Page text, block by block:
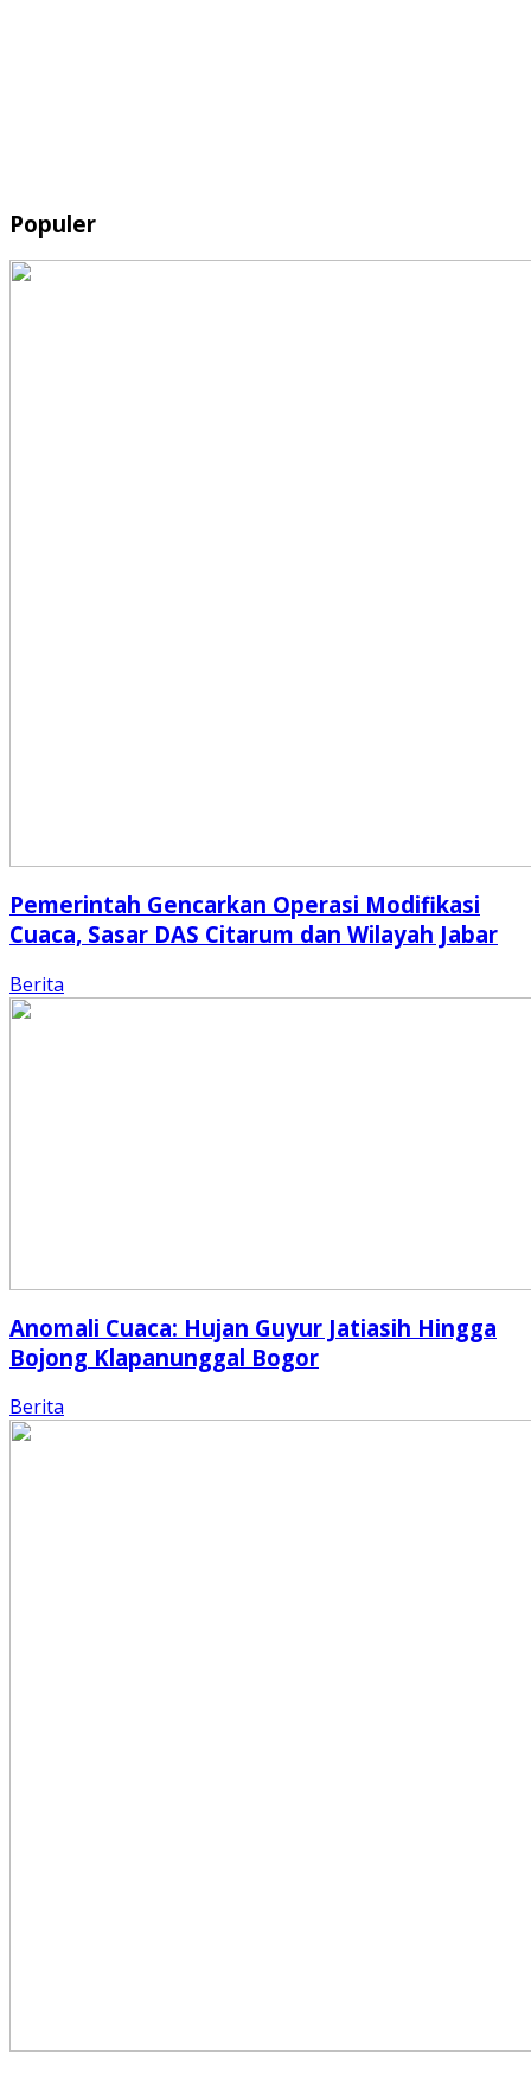
Populer
Pemerintah Gencarkan Operasi Modifikasi
Cuaca, Sasar DAS Citarum dan Wilayah Jabar
Berita
Anomali Cuaca: Hujan Guyur Jatiasih Hingga
Bojong Klapanunggal Bogor
Berita